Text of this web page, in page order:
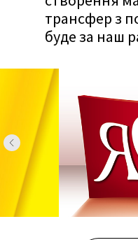
трансфер з
буде за наш